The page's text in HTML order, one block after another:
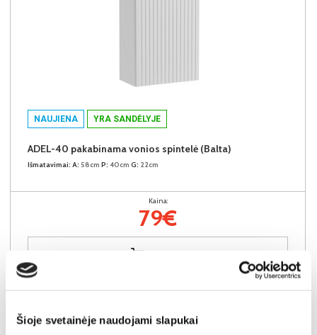
Šioje svetainėje naudojami slapukai
NAUJIENA YRA SANDĖLYJE
ADEL-40 pakabinama vonios spintelė (Balta)
Išmatavimai: A: 58cm P: 40cm G: 22cm
Kaina:
79€